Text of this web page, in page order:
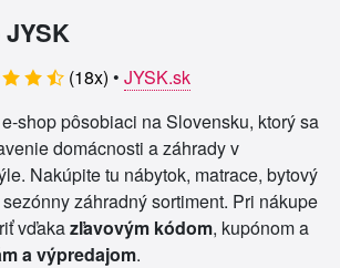
(18x) • JYSK.sk
pôsobiaci na Slovensku, ktorý sa
domácnosti a záhrady v
Nakúpite tu nábytok, matrace, bytový
záhradný sortiment. Pri nákupe
vďakazľavovým kódom, kupónom a
a výpredajom.